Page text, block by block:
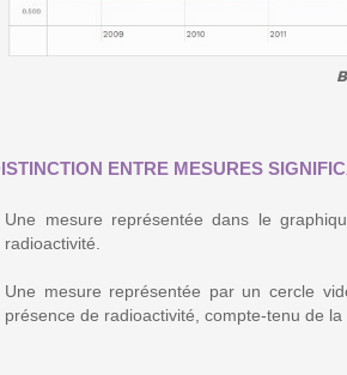
ENTRE MESURES
Une mesure représentée dans le
radioactivité.
Une mesure représentée par un cercle
présence de radioactivité, compte-tenu de